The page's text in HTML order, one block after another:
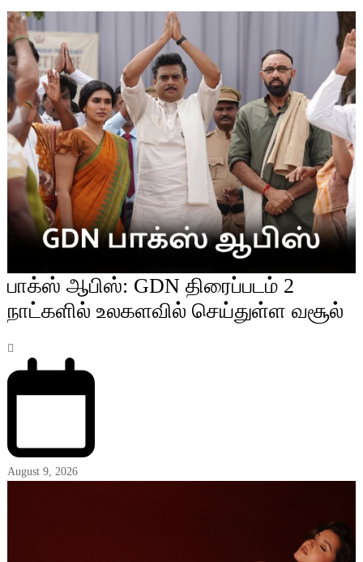
பாக்ஸ் ஆபிஸ்: GDN திரைப்படம் 2
நாட்களில் உலகளவில் செய்துள்ள வசூல்
August 9, 2026